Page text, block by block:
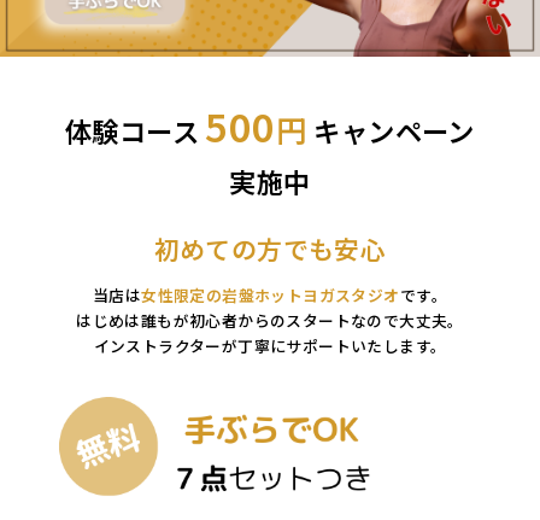
体験コース 500円 キャンペーン
実施中
初めての方でも安心
当店は女性限定の岩盤ホットヨガスタジオです。
はじめは誰もが初心者からのスタートなので大丈夫。
インストラクターが丁寧にサポートいたします。